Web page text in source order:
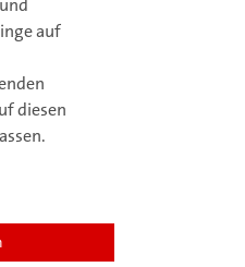
auf
diesen